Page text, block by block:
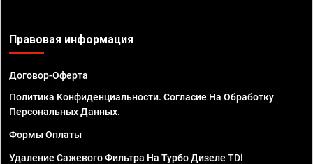
Правовая информация
Договор-Оферта
Политика Конфиденциальности. Согласие На Обработку
Персональных Данных.
Формы Оплаты
Удаление Сажевого Фильтра На Турбо Дизеле TDI